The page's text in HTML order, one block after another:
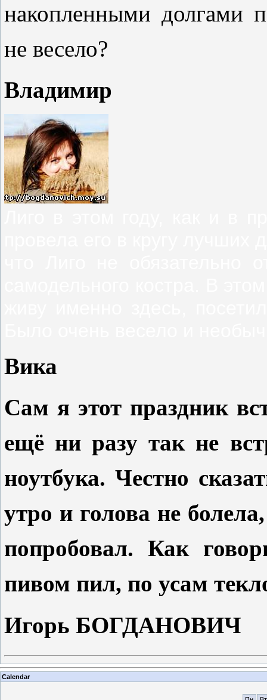
накопленными долгами
не весело?
Владимир
Вика
Сам я этот праздник
ещё ни разу так не
ноутбука. Честно
утро и голова не
попробовал. Как
пивом пил, по усам
Игорь БОГДАНОВИЧ
Calendar